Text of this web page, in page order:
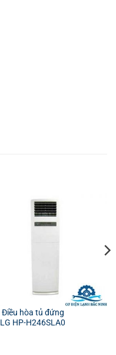
Điều hòa tủ đứng
LG HP-H246SLA0